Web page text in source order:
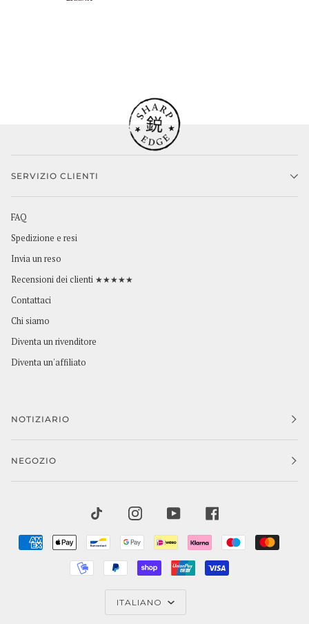
SERVIZIO CLIENTI
FAQ
Spedizione e resi
Invia un reso
Recensioni dei clienti ★★★★★
Contattaci
Chi siamo
Diventa un rivenditore
Diventa un'affiliato
NOTIZIARIO
NEGOZIO
TIKTOK INSTAGRAMYOUTUBE
AMERICANAPPLE
BANCONTACT
GOOGLEIDEAL KLARNA MAESTRO
MOBILEPAY
PAYPAL
SHOPIFY UNIONPAY
LINGUA
ITALIANO